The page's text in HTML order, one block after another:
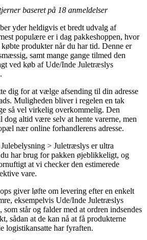
baseret på 18 anmeldelser
yder heldigvis et bredt udvalg af
populære er i dag pakkeshoppen, hvor
produkter når du har tid. Denne er
samt mange gange tilmed den
ved køb af Ude/Inde Juletræslys
dig for at vælge afsending til din adresse
Muligheden bliver i regelen en tak
så vel virkelig overkommelig. Den
altid være selv at hente varerne, men
nær online forhandlerens adresse.
> Juletræslys er ultra
har brug for pakken øjeblikkeligt, og
at vi checker den estimerede
vare.
giver løfte om levering efter en enkelt
eksempelvis Ude/Inde Juletræslys
står og falder med at ordren indsendes
sådan at de kan nå at få produkterne
logistikansatte har fyraften.